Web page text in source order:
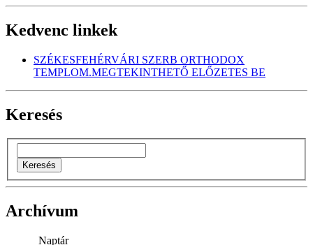
Kedvenc linkek
SZÉKESFEHÉRVÁRI SZERB ORTHODOX
TEMPLOM.MEGTEKINTHETŐ ELŐZETES BE
Keresés
Archívum
Naptár